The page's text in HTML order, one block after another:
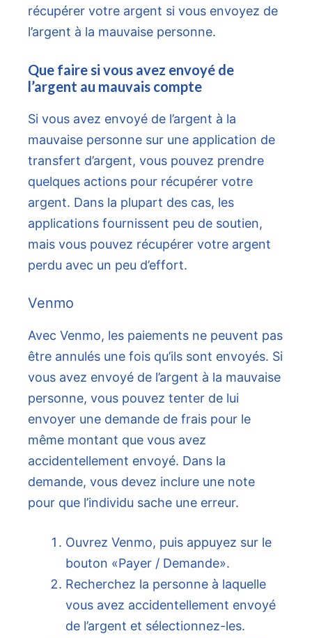
récupérer votre argent si vous envoyez de
l’argent à la mauvaise personne.
Que faire si vous avez envoyé de
l’argent au mauvais compte
Si vous avez envoyé de l’argent à la
mauvaise personne sur une application de
transfert d’argent, vous pouvez prendre
quelques actions pour récupérer votre
argent. Dans la plupart des cas, les
applications fournissent peu de soutien,
mais vous pouvez récupérer votre argent
perdu avec un peu d’effort.
Venmo
Avec Venmo, les paiements ne peuvent pas
être annulés une fois qu’ils sont envoyés. Si
vous avez envoyé de l’argent à la mauvaise
personne, vous pouvez tenter de lui
envoyer une demande de frais pour le
même montant que vous avez
accidentellement envoyé. Dans la
demande, vous devez inclure une note
pour que l’individu sache une erreur.
Ouvrez Venmo, puis appuyez sur le
bouton «Payer / Demande».
Recherchez la personne à laquelle
vous avez accidentellement envoyé
de l’argent et sélectionnez-les.